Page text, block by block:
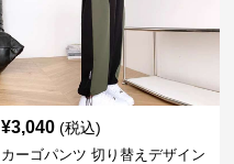
¥3,040 (税込)
カーゴパンツ 切り替えデザイン